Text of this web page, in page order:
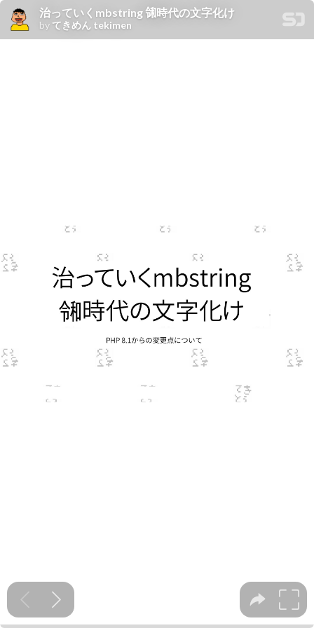
治っていくmbstring ㋿時代の文字化け
by てきめん tekimen